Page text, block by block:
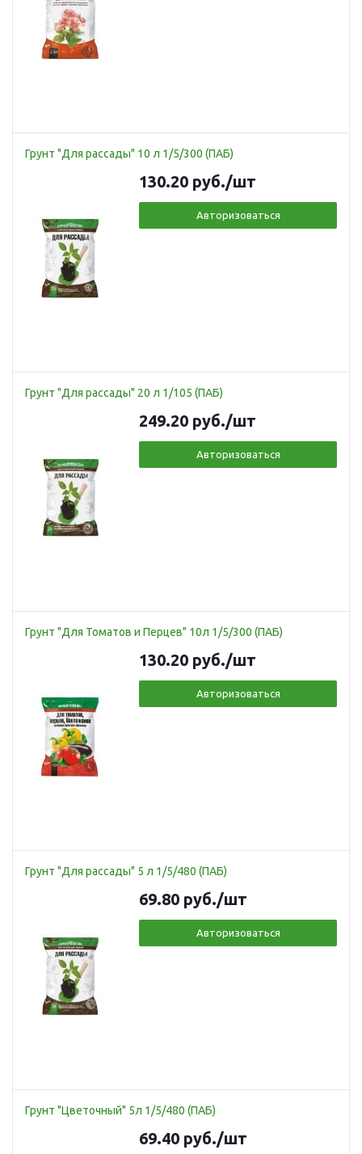
Грунт "Для рассады" 10 л 1/5/300 (ПАБ)
130.20 руб./шт
Авторизоваться
Грунт "Для рассады" 20 л 1/105 (ПАБ)
249.20 руб./шт
Авторизоваться
Грунт "Для Томатов и Перцев" 10л 1/5/300 (ПАБ)
130.20 руб./шт
Авторизоваться
Грунт "Для рассады" 5 л 1/5/480 (ПАБ)
69.80 руб./шт
Авторизоваться
Грунт "Цветочный" 5л 1/5/480 (ПАБ)
69.40 руб./шт